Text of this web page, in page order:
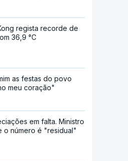
regista recorde de
36,9 °C
as festas do povo
meu coração"
em falta. Ministro
o número é "residual"